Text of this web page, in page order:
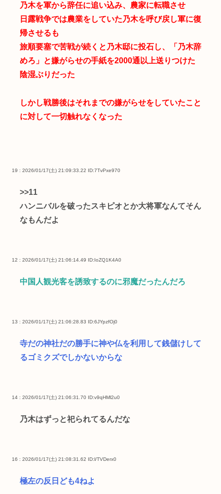
乃木を軍から辞任に追い込み、農家に転職させ
日露戦争では農業をしていた乃木を呼び戻し軍に復
帰させるも
旅順要塞で苦戦が続くと乃木邸に投石し、「乃木辞
めろ」と嫌がらせの手紙を2000通以上送りつけた
陰湿ぶりだった
しかし戦勝後はそれまでの嫌がらせをしていたこと
に対して一切触れなくなった
19 : 2026/01/17(土) 21:09:33.22 ID:7TvPxe970
>>11
ハンニバルを破ったスキピオとか大将軍なんてそん
なもんだよ
12 : 2026/01/17(土) 21:06:14.49 ID:IoZQ1K4A0
中国人観光客を誘致するのに邪魔だったんだろ
13 : 2026/01/17(土) 21:06:28.83 ID:6JYpzfOj0
寺だの神社だの勝手に神や仏を利用して銭儲けして
るゴミクズでしかないからな
14 : 2026/01/17(土) 21:06:31.70 ID:v9qHMl2u0
乃木はずっと祀られてるんだな
16 : 2026/01/17(土) 21:08:31.62 ID:l/TVDerx0
極左の反日ども4ねよ